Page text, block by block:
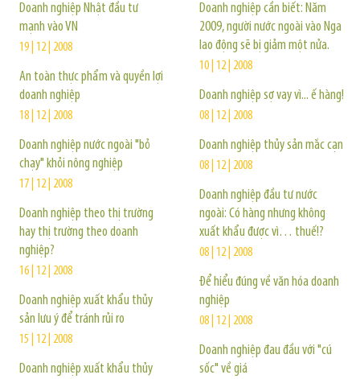
Doanh nghiệp Nhật đầu tư
mạnh vào VN
19 | 12 | 2008
An toàn thực phẩm và quyền lợi
doanh nghiệp
18 | 12 | 2008
Doanh nghiệp nước ngoài "bỏ
chạy" khỏi nông nghiệp
17 | 12 | 2008
Doanh nghiệp theo thị trường
hay thị trường theo doanh
nghiệp?
16 | 12 | 2008
Doanh nghiệp xuất khẩu thủy
sản lưu ý để tránh rủi ro
15 | 12 | 2008
Doanh nghiệp xuất khẩu thủy
Doanh nghiệp cần biết: Năm
2009, người nước ngoài vào Nga
lao động sẽ bị giảm một nửa.
10 | 12 | 2008
Doanh nghiệp sợ vay vì... ế hàng!
08 | 12 | 2008
Doanh nghiệp thủy sản mắc cạn
08 | 12 | 2008
Doanh nghiệp đầu tư nước
ngoài: Có hàng nhưng không
xuất khẩu được vì… thuế!?
08 | 12 | 2008
Để hiểu đúng về văn hóa doanh
nghiệp
08 | 12 | 2008
Doanh nghiệp đau đầu với "cú
sốc" về giá